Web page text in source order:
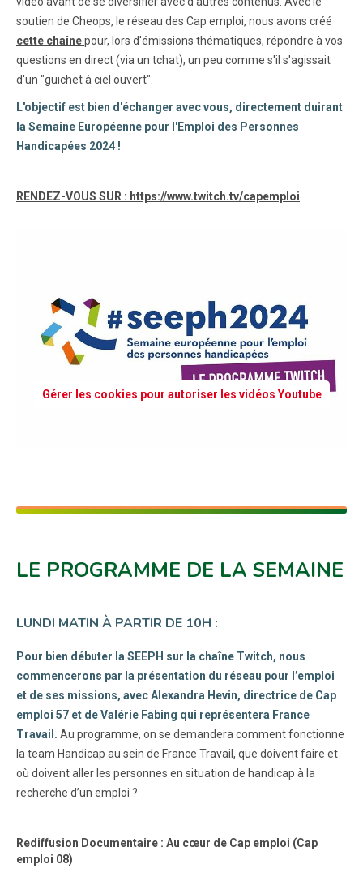
soutien de Cheops, le réseau des Cap emploi, nous avons créé
cette chaînepour, lors d'émissions thématiques, répondre à vos
questions en direct (via un tchat), un peu comme s'il s'agissait
d'un "guichet à ciel ouvert".
L'objectif est bien d'échanger avec vous, directement duirant
la Semaine Européenne pour l'Emploi des Personnes
Handicapées 2024 !
RENDEZ-VOUS SUR : https://www.twitch.tv/capemploi
Gérer les cookies pour autoriser les vidéos Youtube
LE PROGRAMME DE LA SEMAINE
LUNDI MATIN À PARTIR DE 10H :
Pour bien débuter la SEEPH sur la chaîne Twitch, nous
commencerons par la présentation du réseau pour l’emploi
et de ses missions, avec Alexandra Hevin, directrice de Cap
emploi 57 et de Valérie Fabing qui représentera France
Travail. Au programme, on se demandera comment fonctionne
la team Handicap au sein de France Travail, que doivent faire et
où doivent aller les personnes en situation de handicap à la
recherche d’un emploi ?
Rediffusion Documentaire : Au cœur de Cap emploi (Cap
emploi 08)